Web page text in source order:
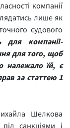
компанії
лише як
судового
для компанії-
для того, щоб
належало їй, є
за статтею 1
Шелкова
санкціями і